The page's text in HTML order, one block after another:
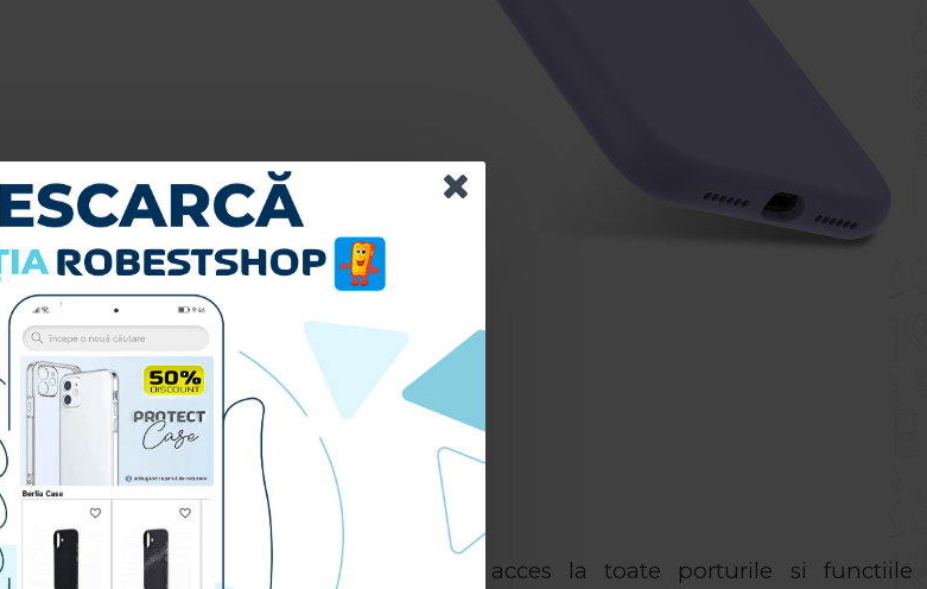
Decupajele sunt foarte precise si ofera acces la toate porturile si functiile